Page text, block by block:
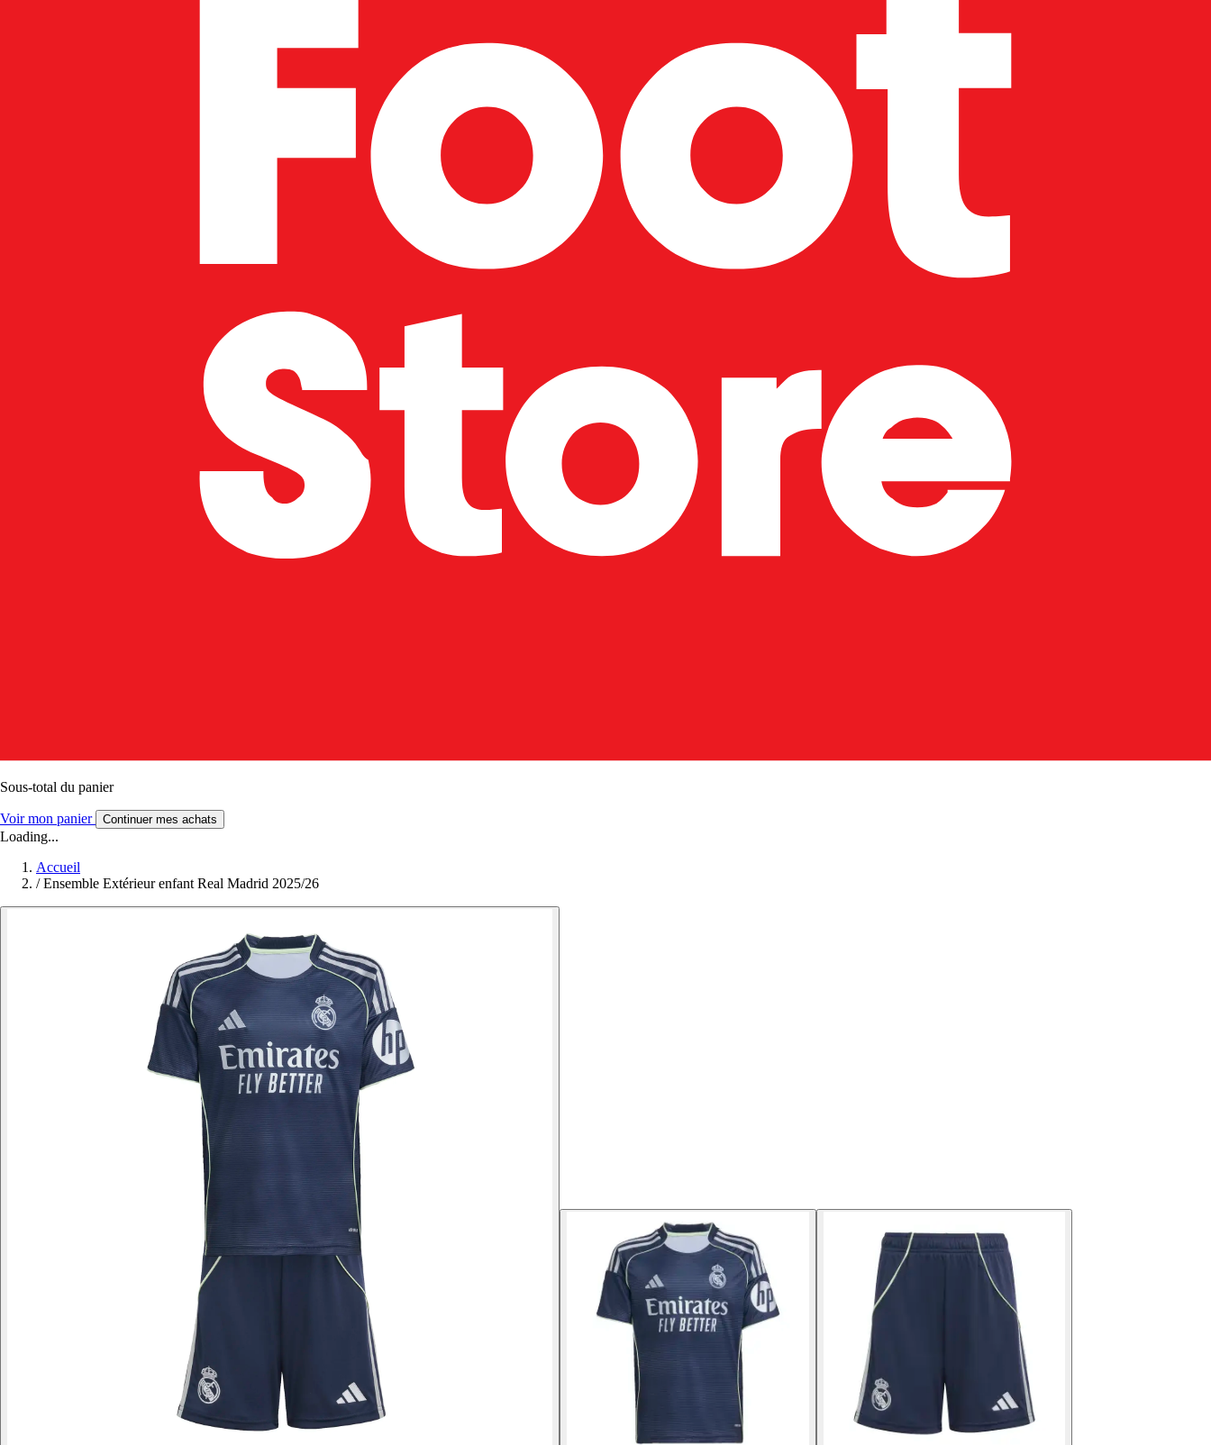
Sous-total du panier
Voir mon panier Continuer mes achats
Loading...
Accueil
/ Ensemble Extérieur enfant Real Madrid 2025/26